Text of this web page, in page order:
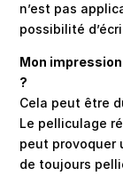
n’est pas
possibilité
Mon
?
Cela peut être
Le pelliculage
peut provoquer
de toujours